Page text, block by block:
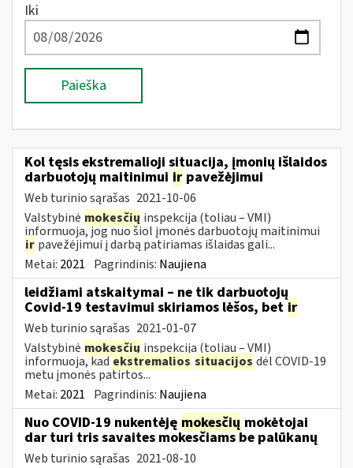
Iki
Paieška
Kol tęsis ekstremalioji situacija, įmonių išlaidos
darbuotojų maitinimui ir pavežėjimui
Web turinio sąrašas 2021-10-06
Valstybinė mokesčių inspekcija (toliau – VMI)
informuoja, jog nuo šiol įmonės darbuotojų maitinimui
ir pavežėjimui į darbą patiriamas išlaidas gali...
Metai: 2021 Pagrindinis: Naujiena
leidžiami atskaitymai – ne tik darbuotojų
Covid-19 testavimui skiriamos lėšos, bet ir
Web turinio sąrašas 2021-01-07
Valstybinė mokesčių inspekcija (toliau – VMI)
informuoja, kadekstremalios situacijos dėl COVID-19
metu įmonės patirtos...
Metai: 2021 Pagrindinis: Naujiena
Nuo COVID-19 nukentėję mokesčių mokėtojai
dar turi tris savaites mokesčiams be palūkanų
Web turinio sąrašas 2021-08-10